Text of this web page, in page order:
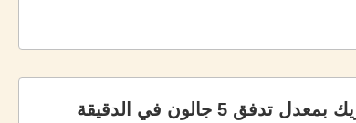
1500 كجم مجفف مرشح Nutsche مع التحريك بمعدل تدفق 5 جالون في الدقيقة